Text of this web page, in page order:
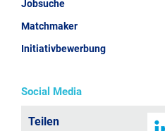
Jobsuche
Matchmaker
Initiativbewerbung
Social Media
Teilen